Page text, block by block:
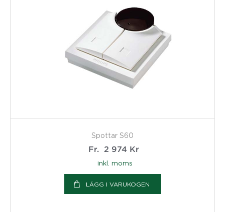
Spottar S60
Fr.
2 974 Kr
inkl. moms
LÄGG I VARUKOGEN